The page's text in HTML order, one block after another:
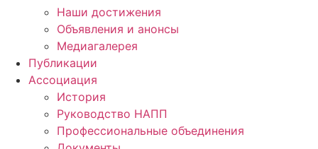
Наши достижения
Объявления и анонсы
Медиагалерея
Публикации
Ассоциация
История
Руководство НАПП
Профессиональные объединения